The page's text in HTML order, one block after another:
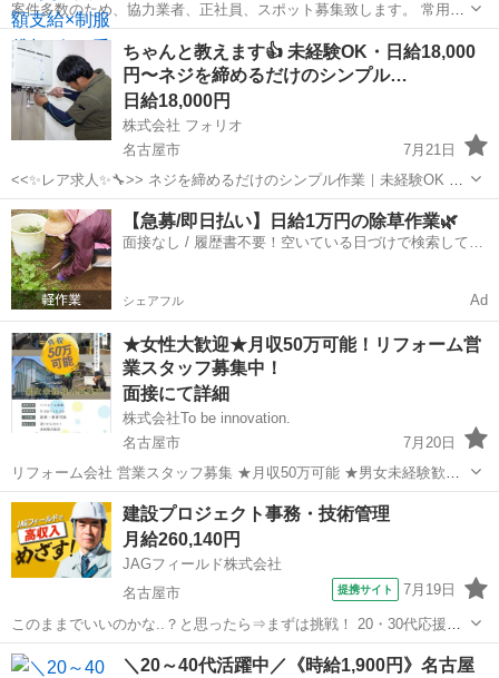
案件多数のため、協力業者、正社員、スポット募集致します。 常用可
能！通勤、出張も可能！ 出張は全国にあります。こちらの投稿をご覧
ください。 投稿にない内容でも、○○県の○○職の方が何名あいてます
が、どこか出張ありますか？でも...
愛知 名古屋市 その他 スポット
ちゃんと教えます👍 未経験OK・日給18,000
円〜ネジを締めるだけのシンプル…
日給18,000円
株式会社 フォリオ
名古屋市
7月21日
<<✨レア求人✨🔧>> ネジを締めるだけのシンプル作業｜未経験OK ✅
放置なし ✅ 社長がそばで教えます ✅ 日給18,000円〜 ＿＿＿＿＿＿＿
＿＿＿＿＿＿＿＿＿＿ 「この仕事、どんな人に向いてる？」...
愛知 名古屋市 その他 社長
【急募/即日払い】日給1万円の除草作業🌿
面接なし / 履歴書不要！空いている日づけで検索して即
シェアフル Ad
★女性大歓迎★月収50万可能！リフォーム営
業スタッフ募集中！
面接にて詳細
株式会社To be innovation.
名古屋市
7月20日
リフォーム会社 営業スタッフ募集 ★月収50万可能 ★男女未経験歓迎
週1日～OK 9:00～18:00 詳細は面接にて(採用担当：山下 090-4250-
9605)
愛知 名古屋市 その他 スタッフ
建設プロジェクト事務・技術管理
月給260,140円
JAGフィールド株式会社
名古屋市
提携サイト 7月19日
このままでいいのかな..？と思ったら⇒まずは挑戦！ 20・30代応援◎
社宅・社用車相談OK ■ 建設プロジェクト事務とは？ 建設プロジェク
トのマネジメントとして、工事の進行を管理していただきます。 スケ
愛知 その他
＼20～40代活躍中／《時給1,900円》名古屋